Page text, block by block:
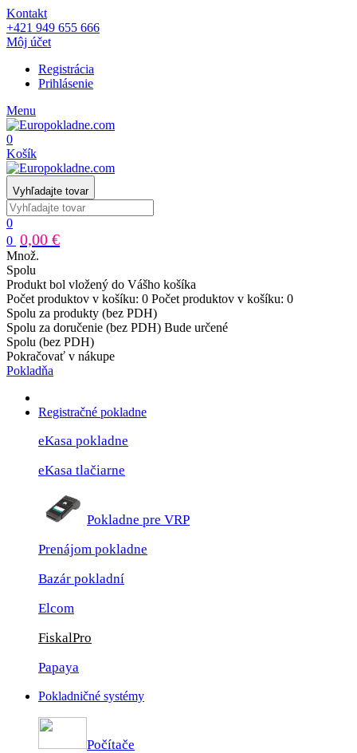
Kontakt
+421 949 655 666
Môj účet
Registrácia
Prihlásenie
Menu
0
Košík
Vyhľadajte tovar
0
0 0,00 €
Množ.
Spolu
Produkt bol vložený do Vášho košíka
Počet produktov v košíku: 0 Počet produktov v košíku: 0
Spolu za produkty (bez PDH)
Spolu za doručenie (bez PDH) Bude určené
Spolu (bez PDH)
Pokračovať v nákupe
Pokladňa
Registračné pokladne
eKasa pokladne
eKasa tlačiarne
Pokladne pre VRP
Prenájom pokladne
Bazár pokladní
Elcom
FiskalPro
Papaya
Pokladničné systémy
Počítače